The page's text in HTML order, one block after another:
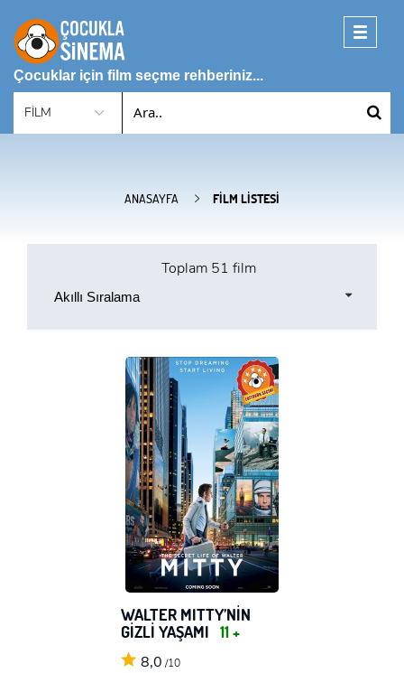
Toggle
Çocuklar için film seçme rehberiniz...
ANASAYFA FILM LISTESI
Toplam 51 film
Akıllı Sıralama
WALTER MITTY’NİN
GİZLİ YAŞAMI 11 +
8,0 /10